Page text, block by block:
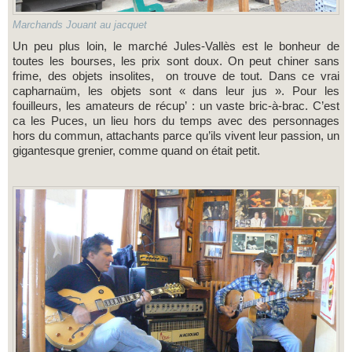
Marchands Jouant au jacquet
Un peu plus loin, le marché Jules-Vallès est le bonheur de
toutes les bourses, les prix sont doux. On peut chiner sans
frime, des objets insolites, on trouve de tout. Dans ce vrai
capharnaüm, les objets sont « dans leur jus ». Pour les
fouilleurs, les amateurs de récup’ : un vaste bric-à-brac. C’est
ca les Puces, un lieu hors du temps avec des personnages
hors du commun, attachants parce qu’ils vivent leur passion, un
gigantesque grenier, comme quand on était petit.